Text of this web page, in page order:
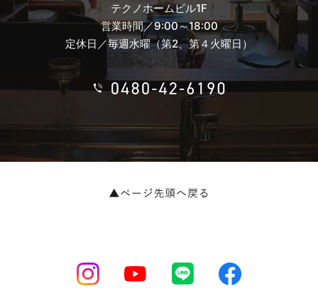
テクノホームビル1F
営業時間／9:00～18:00
定休日／毎週水曜（第2、第４火曜日）